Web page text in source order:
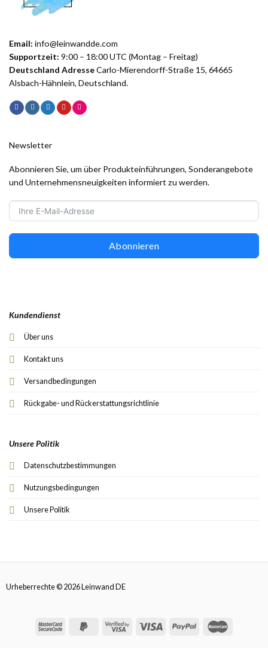
Email: info@leinwandde.com
Supportzeit: 9:00 – 18:00 UTC (Montag – Freitag)
Deutschland AdresseCarlo-Mierendorff-Straße 15, 64665
Alsbach-Hähnlein, Deutschland.
Kundendienst
Über uns
Kontakt uns
Versandbedingungen
Rückgabe- und Rückerstattungsrichtlinie
Unsere Politik
Datenschutzbestimmungen
Nutzungsbedingungen
Unsere Politik
Newsletter
Abonnieren Sie, um über Produkteinführungen, Sonderangebote
und Unternehmensneuigkeiten informiert zu werden.
Abonnieren
Urheberrechte © 2026 Leinwand DE